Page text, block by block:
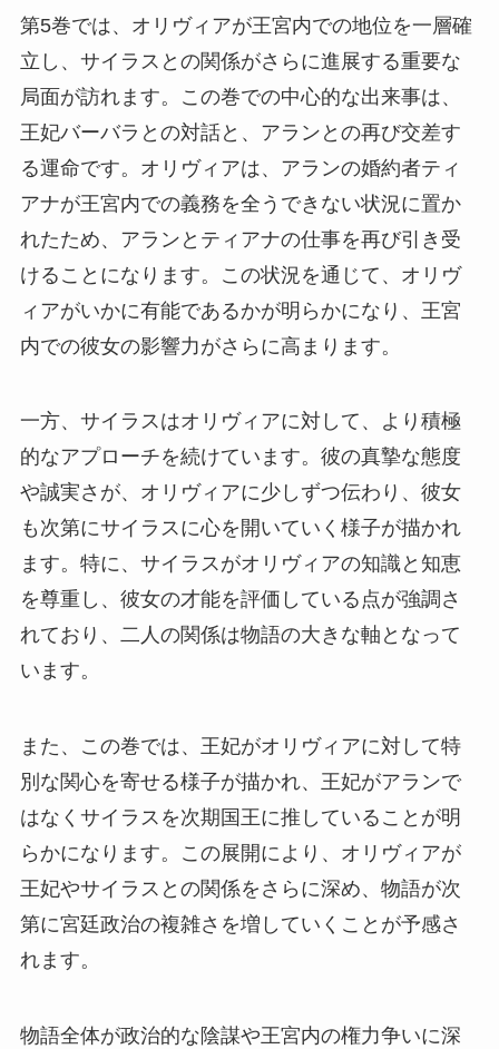
第5巻では、オリヴィアが王宮内での地位を一層確
立し、サイラスとの関係がさらに進展する重要な
局面が訪れます。この巻での中心的な出来事は、
王妃バーバラとの対話と、アランとの再び交差す
る運命です。オリヴィアは、アランの婚約者ティ
アナが王宮内での義務を全うできない状況に置か
れたため、アランとティアナの仕事を再び引き受
けることになります。この状況を通じて、オリヴ
ィアがいかに有能であるかが明らかになり、王宮
内での彼女の影響力がさらに高まります。
一方、サイラスはオリヴィアに対して、より積極
的なアプローチを続けています。彼の真摯な態度
や誠実さが、オリヴィアに少しずつ伝わり、彼女
も次第にサイラスに心を開いていく様子が描かれ
ます。特に、サイラスがオリヴィアの知識と知恵
を尊重し、彼女の才能を評価している点が強調さ
れており、二人の関係は物語の大きな軸となって
います。
また、この巻では、王妃がオリヴィアに対して特
別な関心を寄せる様子が描かれ、王妃がアランで
はなくサイラスを次期国王に推していることが明
らかになります。この展開により、オリヴィアが
王妃やサイラスとの関係をさらに深め、物語が次
第に宮廷政治の複雑さを増していくことが予感さ
れます。
物語全体が政治的な陰謀や王宮内の権力争いに深